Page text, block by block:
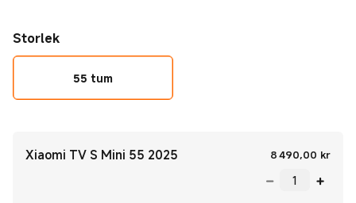
Storlek
55 tum
Xiaomi TV S Mini 55 2025 8 490,00 kr